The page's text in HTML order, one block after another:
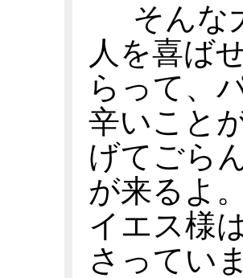
そんな
人を喜ば
らって、
辛いこと
げてごら
が来るよ
イエス様
さってい